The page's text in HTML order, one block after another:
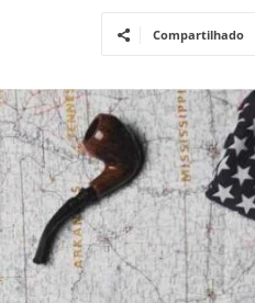
Compartilhado